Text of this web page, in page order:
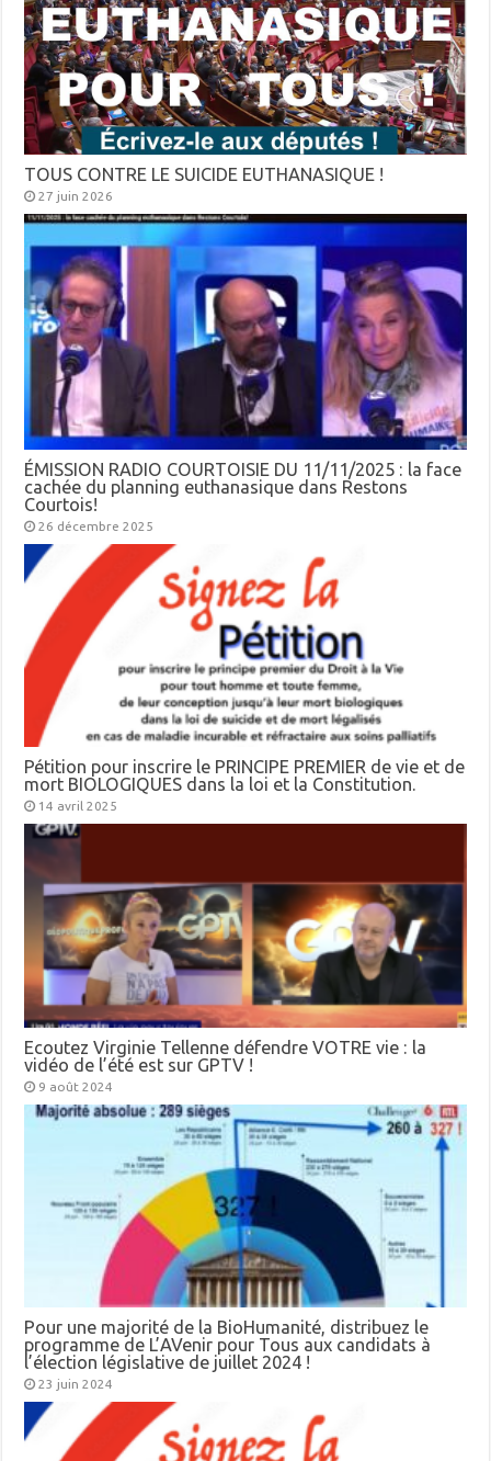
TOUS CONTRE LE SUICIDE EUTHANASIQUE !
27 juin 2026
ÉMISSION RADIO COURTOISIE DU 11/11/2025 : la face
cachée du planning euthanasique dans Restons
Courtois!
26 décembre 2025
Pétition pour inscrire le PRINCIPE PREMIER de vie et de
mort BIOLOGIQUES dans la loi et la Constitution.
14 avril 2025
Ecoutez Virginie Tellenne défendre VOTRE vie : la
vidéo de l’été est sur GPTV !
9 août 2024
Pour une majorité de la BioHumanité, distribuez le
programme de L’AVenir pour Tous aux candidats à
l’élection législative de juillet 2024 !
23 juin 2024